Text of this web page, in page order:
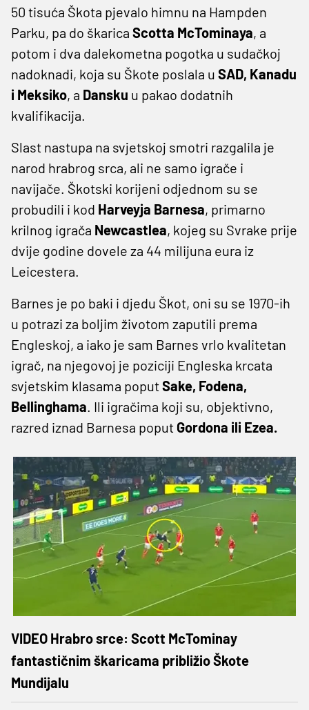
50 tisuća Škota pjevalo himnu na Hampden
Parku, pa do škarica Scotta McTominaya, a
potom i dva dalekometna pogotka u sudačkoj
nadoknadi, koja su Škote poslala u SAD, Kanadu
i Meksiko, a Dansku u pakao dodatnih
kvalifikacija.
Slast nastupa na svjetskoj smotri razgalila je
narod hrabrog srca, ali ne samo igrače i
navijače. Škotski korijeni odjednom su se
probudili i kod Harveyja Barnesa, primarno
krilnog igrača Newcastlea, kojeg su Svrake prije
dvije godine dovele za 44 milijuna eura iz
Leicestera.
Barnes je po baki i djedu Škot, oni su se 1970-ih
u potrazi za boljim životom zaputili prema
Engleskoj, a iako je sam Barnes vrlo kvalitetan
igrač, na njegovoj je poziciji Engleska krcata
svjetskim klasama poputSake, Fodena,
Bellinghama. Ili igračima koji su, objektivno,
razred iznad Barnesa poput Gordona ili Ezea.
VIDEO Hrabro srce: Scott McTominay
fantastičnim škaricama približio Škote
Mundijalu